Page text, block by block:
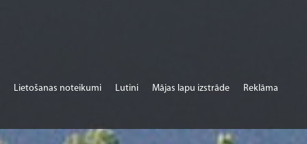
Lietošanas noteikumi Lutini Mājas lapu izstrāde Reklāma